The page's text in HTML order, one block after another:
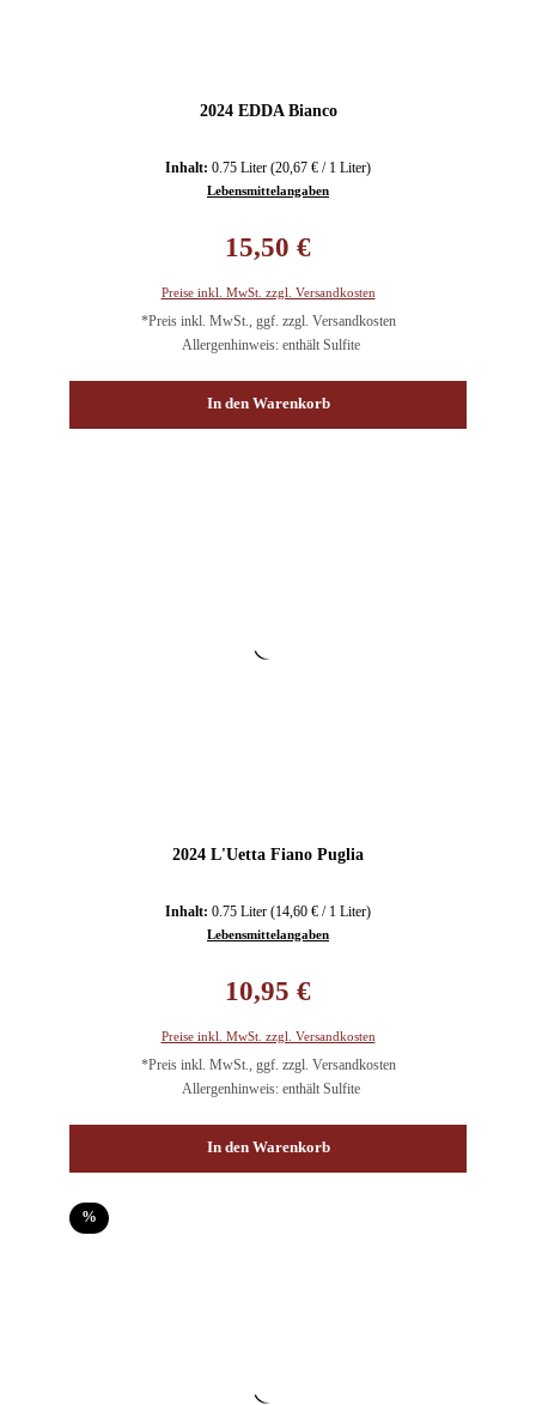
2024 EDDA Bianco
Inhalt: 0.75 Liter (20,67 € / 1 Liter)
Lebensmittelangaben
15,50 €
Preise inkl. MwSt. zzgl. Versandkosten
*Preis inkl. MwSt., ggf. zzgl. Versandkosten
Allergenhinweis: enthält Sulfite
In den Warenkorb
2024 L'Uetta Fiano Puglia
Inhalt: 0.75 Liter (14,60 € / 1 Liter)
Lebensmittelangaben
10,95 €
Preise inkl. MwSt. zzgl. Versandkosten
*Preis inkl. MwSt., ggf. zzgl. Versandkosten
Allergenhinweis: enthält Sulfite
In den Warenkorb
%Rabatt